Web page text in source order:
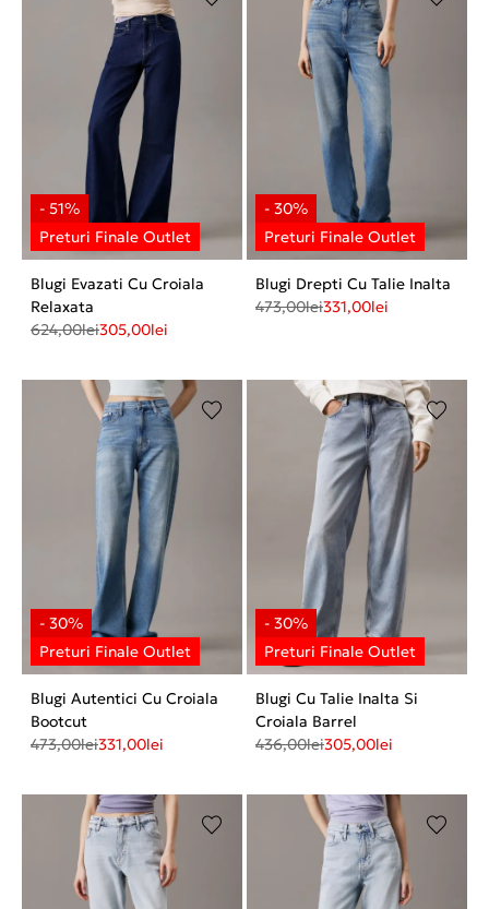
Blugi Evazati Cu Croiala
Relaxata
624,00lei305,00lei
Blugi Drepti Cu Talie Inalta
473,00lei331,00lei
Blugi Autentici Cu Croiala
Bootcut
473,00lei331,00lei
Blugi Cu Talie Inalta Si
Croiala Barrel
436,00lei305,00lei